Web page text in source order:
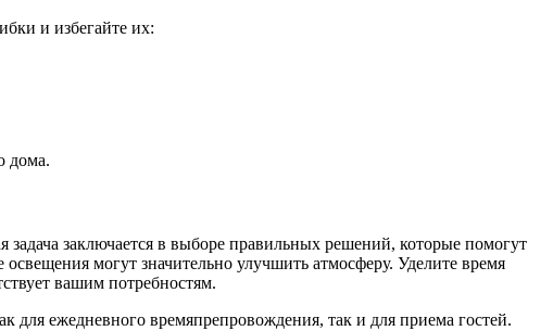
и избегайте их:
дома.
заключается в выборе правильных решений, которые помогут
могут значительно улучшить атмосферу. Уделите время
вашим потребностям.
для ежедневного времяпрепровождения, так и для приема гостей.